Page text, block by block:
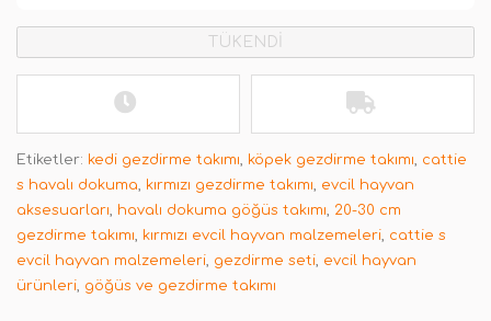
TÜKENDİ
Etiketler: kedi gezdirme takımı, köpek gezdirme takımı, cattie
s havalı dokuma, kırmızı gezdirme takımı, evcil hayvan
aksesuarları, havalı dokuma göğüs takımı, 20-30 cm
gezdirme takımı, kırmızı evcil hayvan malzemeleri, cattie s
evcil hayvan malzemeleri, gezdirme seti, evcil hayvan
ürünleri, göğüs ve gezdirme takımı